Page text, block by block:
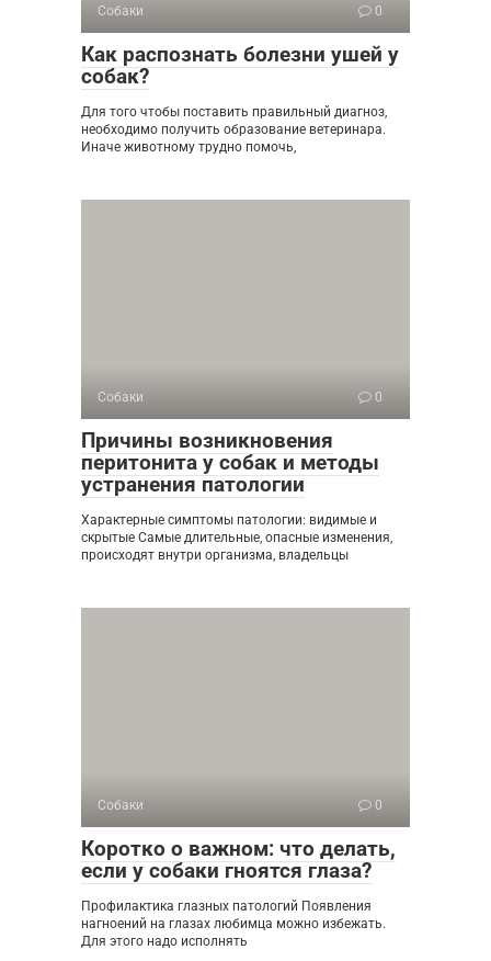
Собаки 0
Как распознать болезни ушей у
собак?
Для того чтобы поставить правильный диагноз,
необходимо получить образование ветеринара.
Иначе животному трудно помочь,
Собаки 0
Причины возникновения
перитонита у собак и методы
устранения патологии
Характерные симптомы патологии: видимые и
скрытые Самые длительные, опасные изменения,
происходят внутри организма, владельцы
Собаки 0
Коротко о важном: что делать,
если у собаки гноятся глаза?
Профилактика глазных патологий Появления
нагноений на глазах любимца можно избежать.
Для этого надо исполнять